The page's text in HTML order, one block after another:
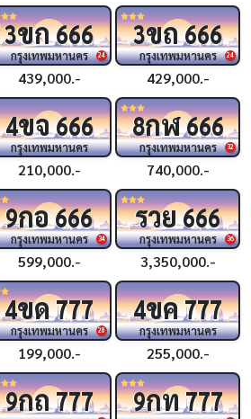
24
3ขก666
กรุงเทพมหานคร
439,000.-
24
3ขถ666
กรุงเทพมหานคร
429,000.-
4ขจ666
กรุงเทพมหานคร
210,000.-
32
8กฬ666
กรุงเทพมหานคร
740,000.-
34
9กอ666
กรุงเทพมหานคร
599,000.-
36
รวย666
กรุงเทพมหานคร
3,350,000.-
28
4ขด777
กรุงเทพมหานคร
199,000.-
4ขค777
กรุงเทพมหานคร
255,000.-
9กถ777 9กท777